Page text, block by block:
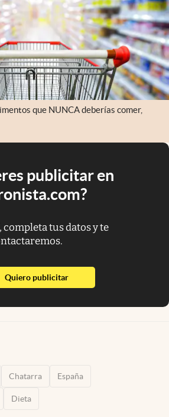
que NUNCA deberías comer,
publicitar en
completa tus datos y te
Quiero publicitarabre en nueva pestaña
Chatarra España
Dieta